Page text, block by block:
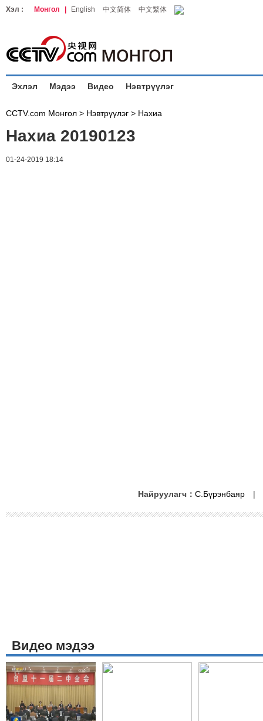
Хэл : Монгол English 中文简体 中文繁体
Эхлэл Мэдээ Видео Нэвтрүүлэг
CCTV.com Монгол > Нэвтрүүлэг > Нахиа
Нахиа 20190123
01-24-2019 18:14
Найруулагч： С.Бүрэнбаяр |
Видео мэдээ